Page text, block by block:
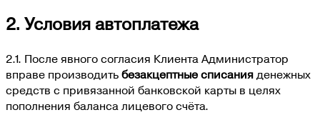
2. Условия автоплатежа
2.1. После явного согласия Клиента Администратор
вправе производитьбезакцептные списанияденежных
средств с привязанной банковской карты в целях
пополнения баланса лицевого счёта.